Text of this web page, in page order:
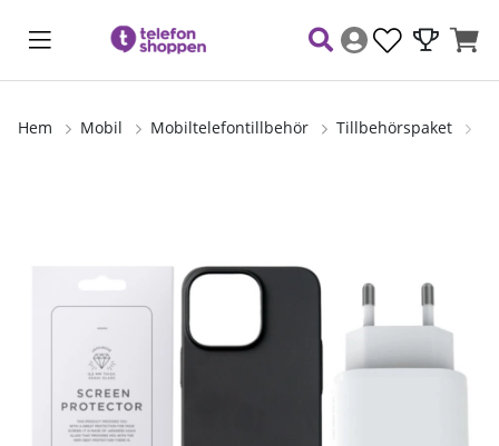
Hem Mobil Mobiltelefontillbehör Tillbehörspaket